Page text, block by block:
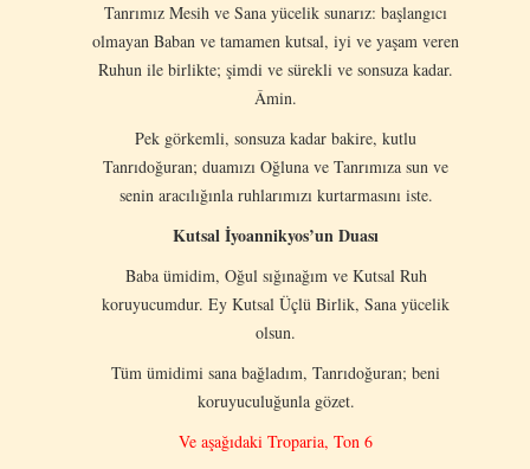
Tanrımız Mesih ve Sana yücelik sunarız: başlangıcı
olmayan Baban ve tamamen kutsal, iyi ve yaşam veren
Ruhun ile birlikte; şimdi ve sürekli ve sonsuza kadar.
Âmin.
Pek görkemli, sonsuza kadar bakire, kutlu
Tanrıdoğuran; duamızı Oğluna ve Tanrımıza sun ve
senin aracılığınla ruhlarımızı kurtarmasını iste.
Kutsal İyoannikyos’un Duası
Baba ümidim, Oğul sığınağım ve Kutsal Ruh
koruyucumdur. Ey Kutsal Üçlü Birlik, Sana yücelik
olsun.
Tüm ümidimi sana bağladım, Tanrıdoğuran; beni
koruyuculuğunla gözet.
Ve aşağıdaki Troparia, Ton 6